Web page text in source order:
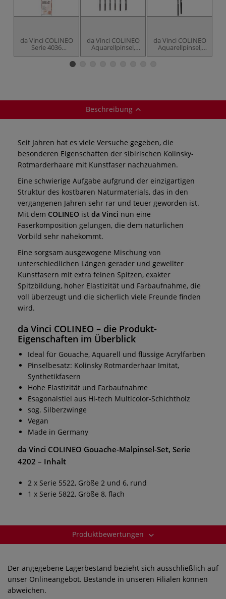
da Vinci COLINEO
Serie 4036
Aquarellpinsel,
da Vinci COLINEO
Aquarellpinsel,
Retuschierpinsel,
da Vinci COLINEO
Aquarellpinsel,
extra lang, Serie
Beschreibung
Seit Jahren hat es viele Versuche gegeben, die
besonderen Eigenschaften der sibirischen Kolinsky-
Rotmarderhaare mit Kunstfaser nachzuahmen.
Eine schwierige Aufgabe aufgrund der einzigartigen
Struktur des kostbaren Naturmaterials, das in den
vergangenen Jahren sehr rar und teuer geworden ist.
Mit dem COLINEO ist da Vinci nun eine
Faserkomposition gelungen, die dem natürlichen
Vorbild sehr nahekommt.
Eine sorgsam ausgewogene Mischung von
unterschiedlichen Längen gerader und gewellter
Kunstfasern mit extra feinen Spitzen, exakter
Spitzbildung, hoher Elastizität und Farbaufnahme, die
voll überzeugt und die sicherlich viele Freunde finden
wird.
da Vinci COLINEO – die Produkt-
Eigenschaften im Überblick
Ideal für Gouache, Aquarell und flüssige Acrylfarben
Pinselbesatz: Kolinsky Rotmarderhaar Imitat,
Synthetikfasern
Hohe Elastizität und Farbaufnahme
Esagonalstiel aus Hi-tech Multicolor-Schichtholz
sog. Silberzwinge
Vegan
Made in Germany
da Vinci COLINEO Gouache-Malpinsel-Set, Serie
4202 – Inhalt
2 x Serie 5522, Größe 2 und 6, rund
1 x Serie 5822, Größe 8, flach
Produktbewertungen
Der angegebene Lagerbestand bezieht sich ausschließlich auf
unser Onlineangebot. Bestände in unseren Filialen können
abweichen.